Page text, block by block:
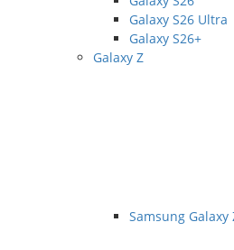
Galaxy S26 Ultra
Galaxy S26+
Galaxy Z
Samsung Galaxy